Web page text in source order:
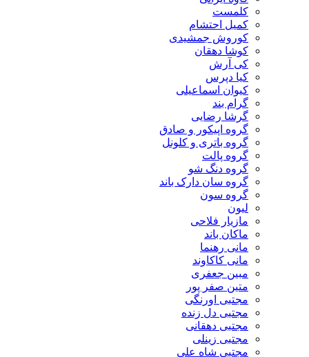
کلمست
کمیل احتشام
کوروش جمشیدی
کوشا دهقان
کی آرش
کیا دپرس
کیوان اسماعیلی
گرام بند
گرشا رضایی
گروه اپیکور و صادق
گروه باتری و کلونل
گروه پالت
گروه دنگ شو
گروه سان دارک باند
گروه سون
لیون
مازیار فلاحی
ماکان باند
مانی رهنما
مانی کاکاوند
مبین جعفری
متین صفر پور
مجتبی اورنگی
مجتبی دل زنده
مجتبی دهقانی
مجتبی زینلی
مجتبی شاه علی